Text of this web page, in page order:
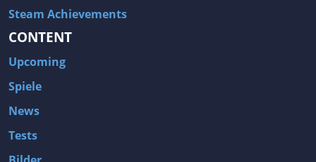
Steam Achievements
CONTENT
Upcoming
Spiele
News
Tests